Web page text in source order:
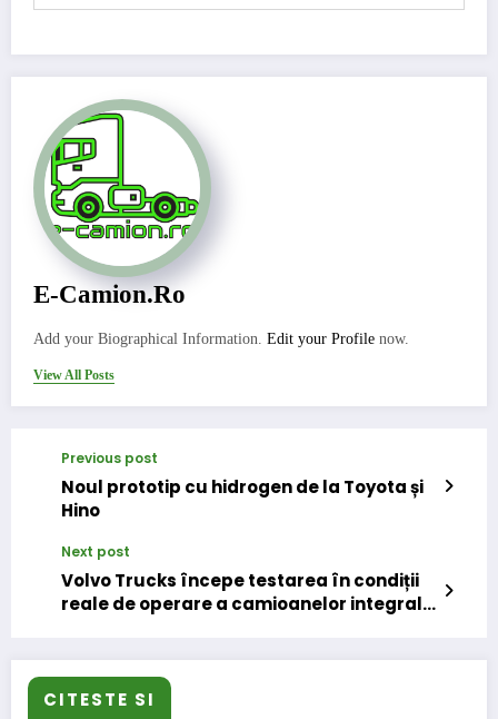
E-Camion.ro
Add your Biographical Information. Edit your Profile now.
View All Posts
Previous post
Noul prototip cu hidrogen de la Toyota și
Hino
Next post
Volvo Trucks începe testarea în condiții
reale de operare a camioanelor integral
CITESTE SI